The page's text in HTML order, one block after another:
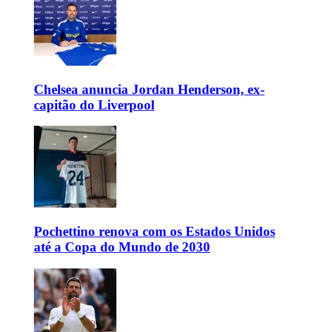
Chelsea anuncia Jordan Henderson, ex-
capitão do Liverpool
Pochettino renova com os Estados Unidos
até a Copa do Mundo de 2030